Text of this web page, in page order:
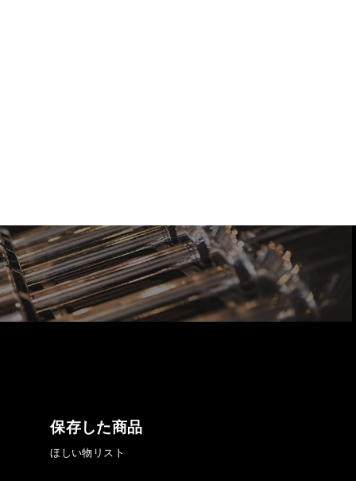
保存した商品
ほしい物リスト